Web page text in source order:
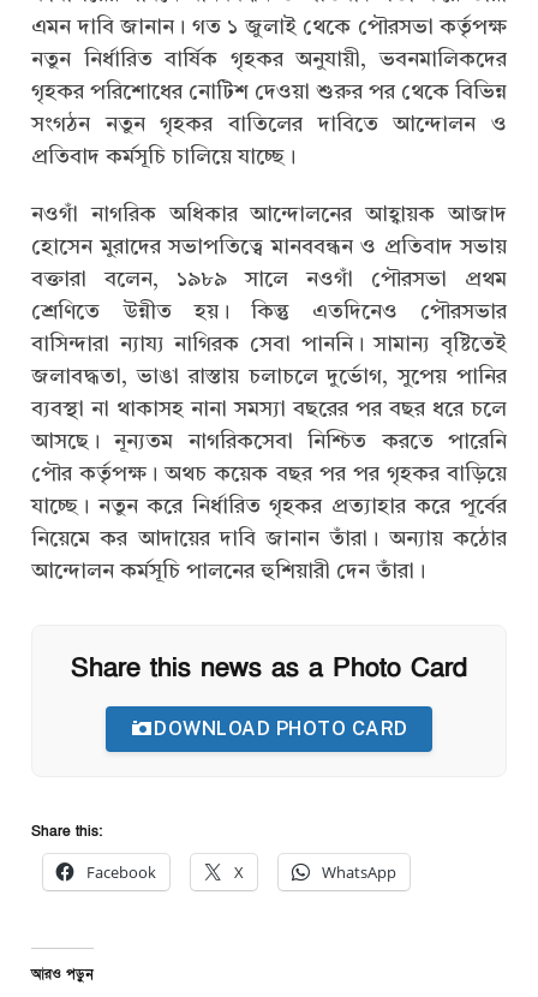
এমন দাবি জানান। গত ১ জুলাই থেকে পৌরসভা কর্তৃপক্ষ
নতুন নির্ধারিত বার্ষিক গৃহকর অনুযায়ী, ভবনমালিকদের
গৃহকর পরিশোধের নোটিশ দেওয়া শুরুর পর থেকে বিভিন্ন
সংগঠন নতুন গৃহকর বাতিলের দাবিতে আন্দোলন ও
প্রতিবাদ কর্মসূচি চালিয়ে যাচ্ছে।
নওগাঁ নাগরিক অধিকার আন্দোলনের আহ্বায়ক আজাদ
হোসেন মুরাদের সভাপতিত্বে মানববন্ধন ও প্রতিবাদ সভায়
বক্তারা বলেন, ১৯৮৯ সালে নওগাঁ পৌরসভা প্রথম
শ্রেণিতে উন্নীত হয়। কিন্তু এতদিনেও পৌরসভার
বাসিন্দারা ন্যায্য নাগিরক সেবা পাননি। সামান্য বৃষ্টিতেই
জলাবদ্ধতা, ভাঙা রাস্তায় চলাচলে দুর্ভোগ, সুপেয় পানির
ব্যবস্থা না থাকাসহ নানা সমস্যা বছরের পর বছর ধরে চলে
আসছে। নূন্যতম নাগরিকসেবা নিশ্চিত করতে পারেনি
পৌর কর্তৃপক্ষ। অথচ কয়েক বছর পর পর গৃহকর বাড়িয়ে
যাচ্ছে। নতুন করে নির্ধারিত গৃহকর প্রত্যাহার করে পূর্বের
নিয়েমে কর আদায়ের দাবি জানান তাঁরা। অন্যায় কঠোর
আন্দোলন কর্মসূচি পালনের হুশিয়ারী দেন তাঁরা।
Share this news as a Photo Card
DOWNLOAD PHOTO CARD
Share this:
Facebook X WhatsApp
আরও পড়ুন